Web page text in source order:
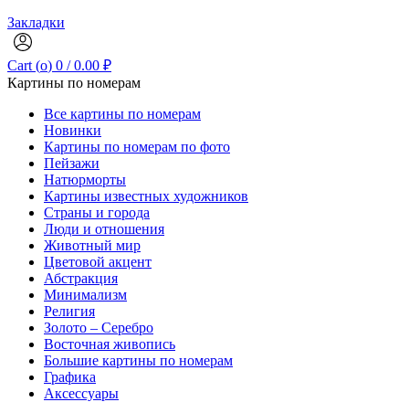
Закладки
Cart (o) 0 / 0.00 ₽
Картины по номерам
Все картины по номерам
Новинки
Картины по номерам по фото
Пейзажи
Натюрморты
Картины известных художников
Страны и города
Люди и отношения
Животный мир
Цветовой акцент
Абстракция
Минимализм
Религия
Золото – Серебро
Восточная живопись
Большие картины по номерам
Графика
Аксессуары